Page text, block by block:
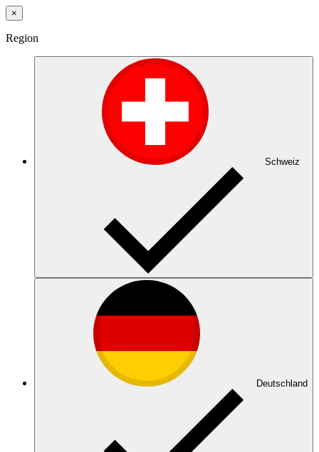
×
Region
Schweiz
Deutschland